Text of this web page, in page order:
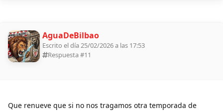
AguaDeBilbao
Escrito el día 25/02/2026 a las 17:53
Respuesta #11
Que renueve que si no nos tragamos otra temporada de